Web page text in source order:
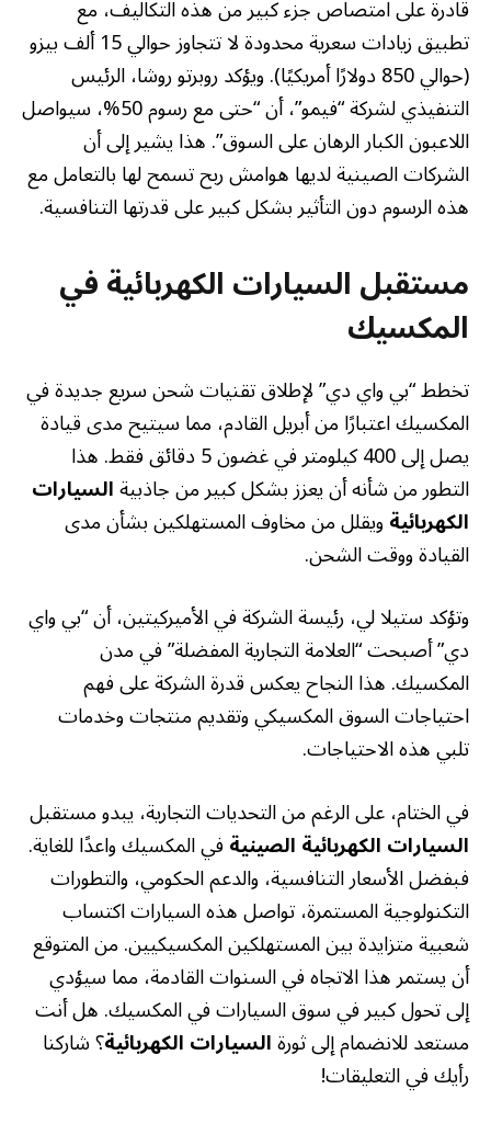
قادرة على امتصاص جزء كبير من هذه التكاليف، مع
تطبيق زيادات سعرية محدودة لا تتجاوز حوالي 15 ألف بيزو
(حوالي 850 دولارًا أمريكيًا). ويؤكد روبرتو روشا، الرئيس
التنفيذي لشركة “فيمو”، أن “حتى مع رسوم 50%، سيواصل
اللاعبون الكبار الرهان على السوق”. هذا يشير إلى أن
الشركات الصينية لديها هوامش ربح تسمح لها بالتعامل مع
هذه الرسوم دون التأثير بشكل كبير على قدرتها التنافسية.
مستقبل السيارات الكهربائية في
المكسيك
تخطط “بي واي دي” لإطلاق تقنيات شحن سريع جديدة في
المكسيك اعتبارًا من أبريل القادم، مما سيتيح مدى قيادة
يصل إلى 400 كيلومتر في غضون 5 دقائق فقط. هذا
التطور من شأنه أن يعزز بشكل كبير من جاذبيةالسيارات
الكهربائيةويقلل من مخاوف المستهلكين بشأن مدى
القيادة ووقت الشحن.
وتؤكد ستيلا لي، رئيسة الشركة في الأميركيتين، أن “بي واي
دي” أصبحت “العلامة التجارية المفضلة” في مدن
المكسيك. هذا النجاح يعكس قدرة الشركة على فهم
احتياجات السوق المكسيكي وتقديم منتجات وخدمات
تلبي هذه الاحتياجات.
في الختام، على الرغم من التحديات التجارية، يبدو مستقبل
السيارات الكهربائية الصينيةفي المكسيك واعدًا للغاية.
فبفضل الأسعار التنافسية، والدعم الحكومي، والتطورات
التكنولوجية المستمرة، تواصل هذه السيارات اكتساب
شعبية متزايدة بين المستهلكين المكسيكيين. من المتوقع
أن يستمر هذا الاتجاه في السنوات القادمة، مما سيؤدي
إلى تحول كبير في سوق السيارات في المكسيك. هل أنت
مستعد للانضمام إلى ثورةالسيارات الكهربائية؟ شاركنا
رأيك في التعليقات!